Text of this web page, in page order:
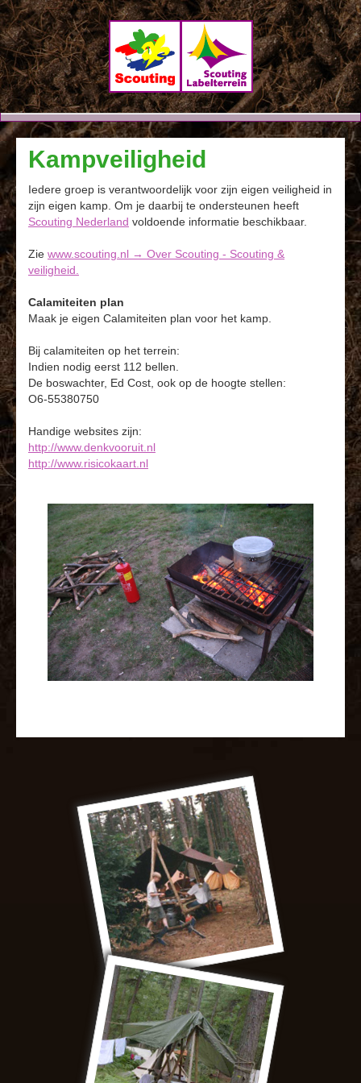
Landgoed
De Hoenderkamp
Kampveiligheid
Iedere groep is verantwoordelijk voor zijn eigen veiligheid in
zijn eigen kamp. Om je daarbij te ondersteunen heeft
Scouting Nederland voldoende informatie beschikbaar.
Zie www.scouting.nl → Over Scouting - Scouting &
veiligheid.
Calamiteiten plan
Maak je eigen Calamiteiten plan voor het kamp.
Bij calamiteiten op het terrein:
Indien nodig eerst 112 bellen.
De boswachter, Ed Cost, ook op de hoogte stellen:
O6-55380750
Handige websites zijn:
http://www.denkvooruit.nl
http://www.risicokaart.nl